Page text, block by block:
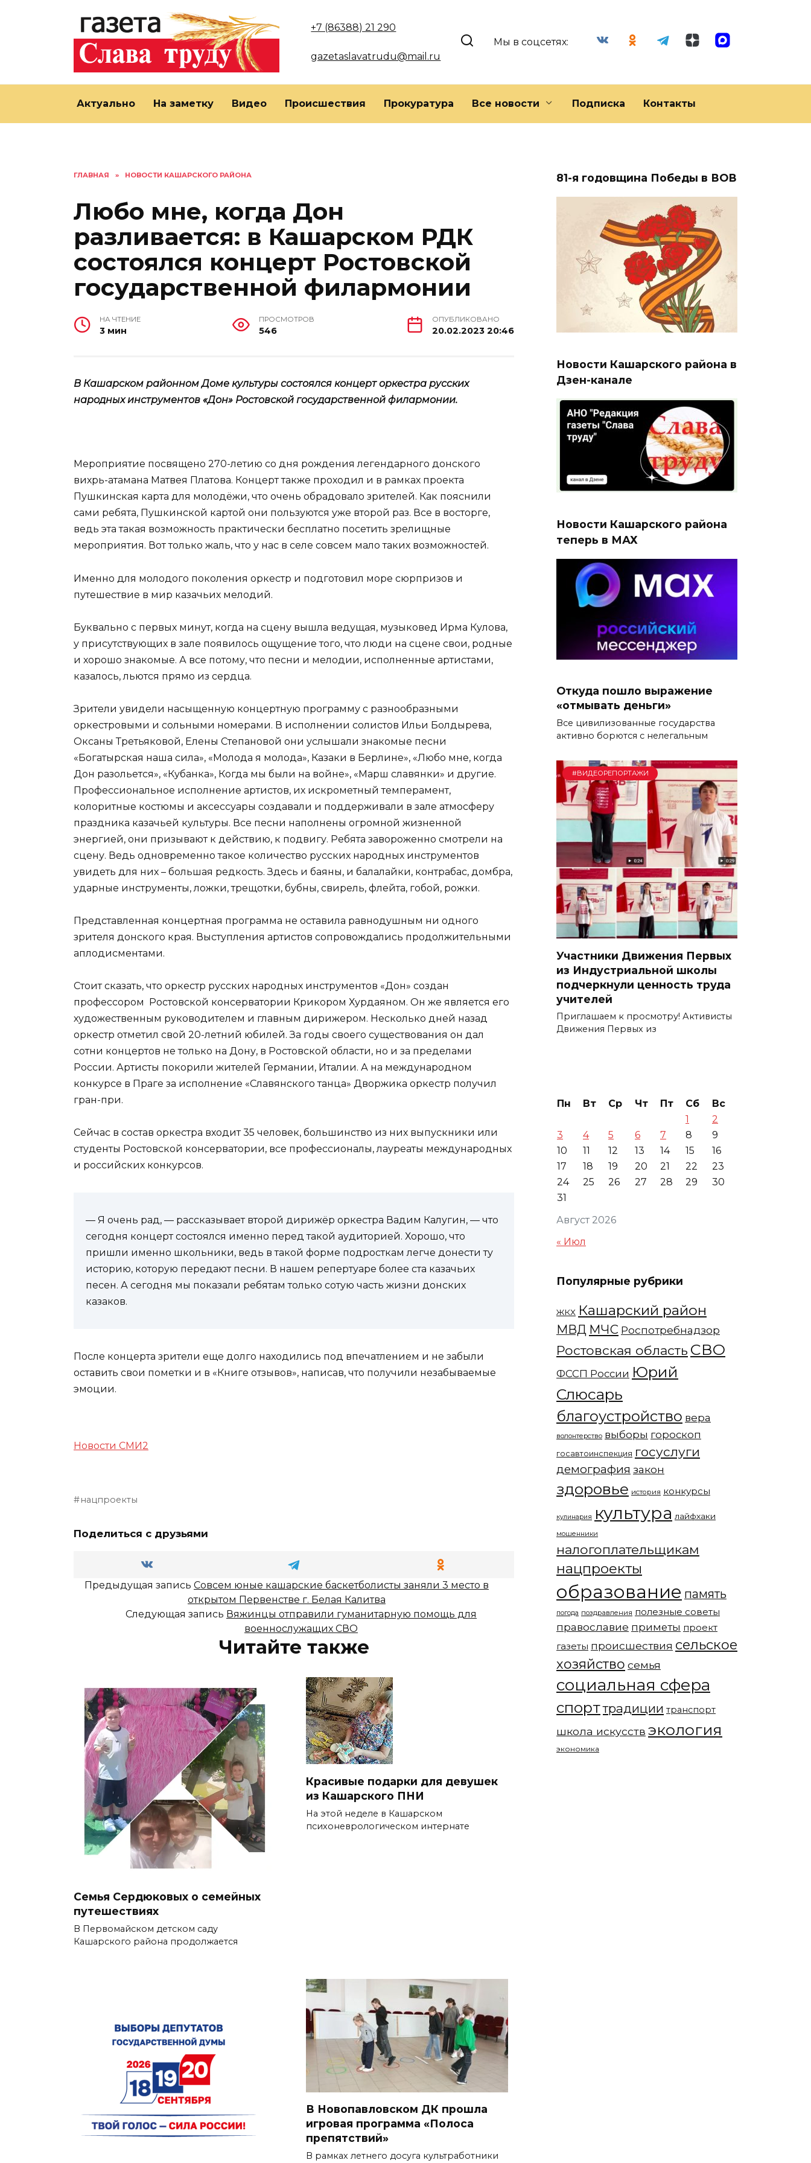
+7 (86388) 21 290
gazetaslavatrudu@mail.ru
Мы в соцсетях:
Актуально На заметку Видео Происшествия Прокуратура Все новости Подписка Контакты
ГЛАВНАЯ » НОВОСТИ КАШАРСКОГО РАЙОНА
Любо мне, когда Дон
разливается: в Кашарском РДК
состоялся концерт Ростовской
государственной филармонии
НА ЧТЕНИЕ
3 мин
ПРОСМОТРОВ
546
ОПУБЛИКОВАНО
20.02.2023 20:46
В Кашарском районном Доме культуры состоялся концерт оркестра русских
народных инструментов «Дон» Ростовской государственной филармонии.
Мероприятие посвящено 270-летию со дня рождения легендарного донского
вихрь-атамана Матвея Платова. Концерт также проходил и в рамках проекта
Пушкинская карта для молодёжи, что очень обрадовало зрителей. Как пояснили
сами ребята, Пушкинской картой они пользуются уже второй раз. Все в восторге,
ведь эта такая возможность практически бесплатно посетить зрелищные
мероприятия. Вот только жаль, что у нас в селе совсем мало таких возможностей.
Именно для молодого поколения оркестр и подготовил море сюрпризов и
путешествие в мир казачьих мелодий.
Буквально с первых минут, когда на сцену вышла ведущая, музыковед Ирма Кулова,
у присутствующих в зале появилось ощущение того, что люди на сцене свои, родные
и хорошо знакомые. А все потому, что песни и мелодии, исполненные артистами,
казалось, льются прямо из сердца.
Зрители увидели насыщенную концертную программу с разнообразными
оркестровыми и сольными номерами. В исполнении солистов Ильи Болдырева,
Оксаны Третьяковой, Елены Степановой они услышали знакомые песни
«Богатырская наша сила», «Молода я молода», Казаки в Берлине», «Любо мне, когда
Дон разольется», «Кубанка», Когда мы были на войне», «Марш славянки» и другие.
Профессиональное исполнение артистов, их искрометный темперамент,
колоритные костюмы и аксессуары создавали и поддерживали в зале атмосферу
праздника казачьей культуры. Все песни наполнены огромной жизненной
энергией, они призывают к действию, к подвигу. Ребята завороженно смотрели на
сцену. Ведь одновременно такое количество русских народных инструментов
увидеть для них – большая редкость. Здесь и баяны, и балалайки, контрабас, домбра,
ударные инструменты, ложки, трещотки, бубны, свирель, флейта, гобой, рожки.
Представленная концертная программа не оставила равнодушным ни одного
зрителя донского края. Выступления артистов сопровождались продолжительными
аплодисментами.
Стоит сказать, что оркестр русских народных инструментов «Дон» создан
профессором Ростовской консерватории Крикором Хурдаяном. Он же является его
художественным руководителем и главным дирижером. Несколько дней назад
оркестр отметил свой 20-летний юбилей. За годы своего существования он дал
сотни концертов не только на Дону, в Ростовской области, но и за пределами
России. Артисты покорили жителей Германии, Италии. А на международном
конкурсе в Праге за исполнение «Славянского танца» Дворжика оркестр получил
гран-при.
Сейчас в состав оркестра входит 35 человек, большинство из них выпускники или
студенты Ростовской консерватории, все профессионалы, лауреаты международных
и российских конкурсов.
— Я очень рад, — рассказывает второй дирижёр оркестра Вадим Калугин, — что
сегодня концерт состоялся именно перед такой аудиторией. Хорошо, что
пришли именно школьники, ведь в такой форме подросткам легче донести ту
историю, которую передают песни. В нашем репертуаре более ста казачьих
песен. А сегодня мы показали ребятам только сотую часть жизни донских
казаков.
После концерта зрители еще долго находились под впечатлением и не забыли
оставить свои пометки и в «Книге отзывов», написав, что получили незабываемые
эмоции.
Новости СМИ2
нацпроекты
Поделиться с друзьями
Предыдущая запись Совсем юные кашарские баскетболисты заняли 3 место в
открытом Первенстве г. Белая Калитва
Следующая запись Вяжинцы отправили гуманитарную помощь для
военнослужащих СВО
Читайте также
Семья Сердюковых о семейных
путешествиях
В Первомайском детском саду
Кашарского района продолжается
Красивые подарки для девушек
из Кашарского ПНИ
На этой неделе в Кашарском
психоневрологическом интернате
В Новопавловском ДК прошла
игровая программа «Полоса
препятствий»
В рамках летнего досуга культработники
81-я годовщина Победы в ВОВ
Новости Кашарского района в
Дзен-канале
Новости Кашарского района
теперь в МАХ
Откуда пошло выражение
«отмывать деньги»
Все цивилизованные государства
активно борются с нелегальным
#ВИДЕОРЕПОРТАЖИ
Участники Движения Первых
из Индустриальной школы
подчеркнули ценность труда
учителей
Приглашаем к просмотру! Активисты
Движения Первых из
Август 2026
Пн Вт Ср Чт Пт Сб
Вс
1
2
3
4 5 6 7 8
9
10
11 12 13 14 15
16
17
18 19 20 21 22
23
24
25 26 27 28 29
30
31
« Июл
Популярные рубрики
ЖКХ Кашарский район
МВД МЧС Роспотребнадзор
Ростовская область СВО
ФССП России Юрий
Слюсарь
благоустройство вера
волонтерство выборы гороскоп
госавтоинспекция госуслуги
демография закон
здоровье история конкурсы
кулинария культура лайфхаки
мошенники
налогоплательщикам
нацпроекты
образование память
погода поздравления полезные советы
православие приметы проект
газеты происшествия сельское
хозяйство семья
социальная сфера
спорттрадиции транспорт
школа искусств экология
экономика